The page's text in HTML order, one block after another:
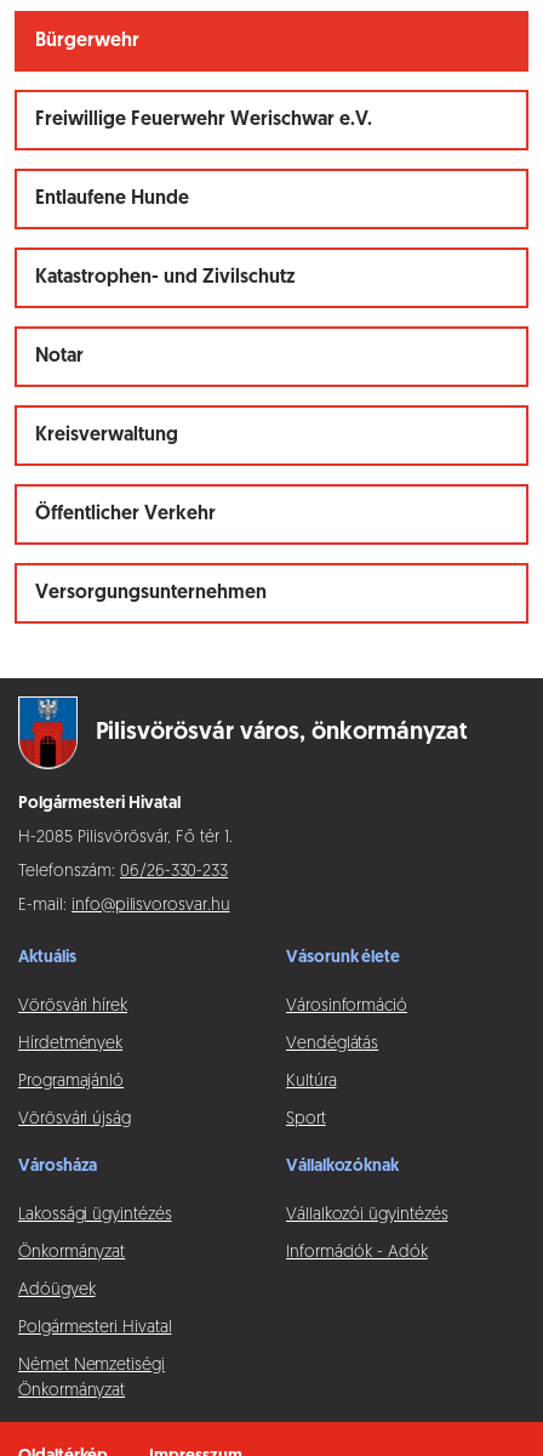
Bürgerwehr
Freiwillige Feuerwehr Werischwar e.V.
Entlaufene Hunde
Katastrophen- und Zivilschutz
Notar
Kreisverwaltung
Öffentlicher Verkehr
Versorgungsunternehmen
Pilisvörösvár város, önkormányzat
Polgármesteri Hivatal
H-2085 Pilisvörösvár, Fő tér 1.
Telefonszám: 06/26-330-233
E-mail: info@pilisvorosvar.hu
Aktuális
Vörösvári hírek
Hírdetmények
Programajánló
Vörösvári újság
Vásorunk élete
Városinformáció
Vendéglátás
Kultúra
Sport
Városháza
Lakossági ügyintézés
Önkormányzat
Adóügyek
Polgármesteri Hivatal
Német Nemzetiségi
Önkormányzat
Vállalkozóknak
Vállalkozói ügyintézés
Információk - Adók